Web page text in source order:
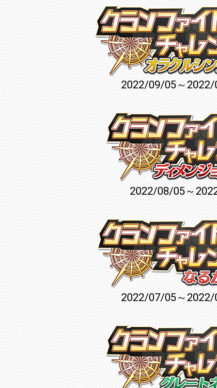
2022/09/05～
2022/08/05～
2022/07/05～